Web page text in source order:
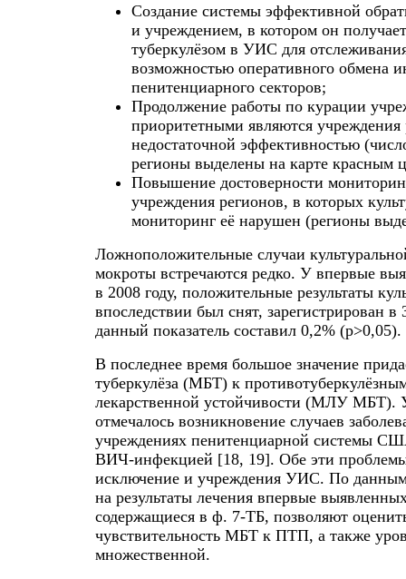
Создание системы эффективной
и учреждением, в котором он
туберкулёзом в УИС для
возможностью оперативного обмена
пенитенциарного секторов;
Продолжение работы по курации
приоритетными являются учреждения
недостаточной эффективностью
регионы выделены на карте красным
Повышение достоверности
учреждения регионов, в которых
мониторинг её нарушен (регионы
Ложноположительные случаи
мокроты встречаются редко. У впервые
в 2008 году, положительные результаты
впоследствии был снят, зарегистрирован
данный показатель составил 0,2% (p>0,05).
В последнее время большое значение
туберкулёза (МБТ) к
лекарственной устойчивости (МЛУ МБТ).
отмечалось возникновение случаев
учреждениях пенитенциарной системы
ВИЧ-инфекцией [18, 19]. Обе эти
исключение и учреждения УИС. По данным
на результаты лечения впервые
содержащиеся в ф. 7-ТБ, позволяют
чувствительность МБТ к ПТП, а также
множественной.